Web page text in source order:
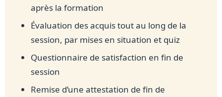
après la formation
Évaluation des acquis tout au long de la
session, par mises en situation et quiz
Questionnaire de satisfaction en fin de
session
Remise d’une attestation de fin de